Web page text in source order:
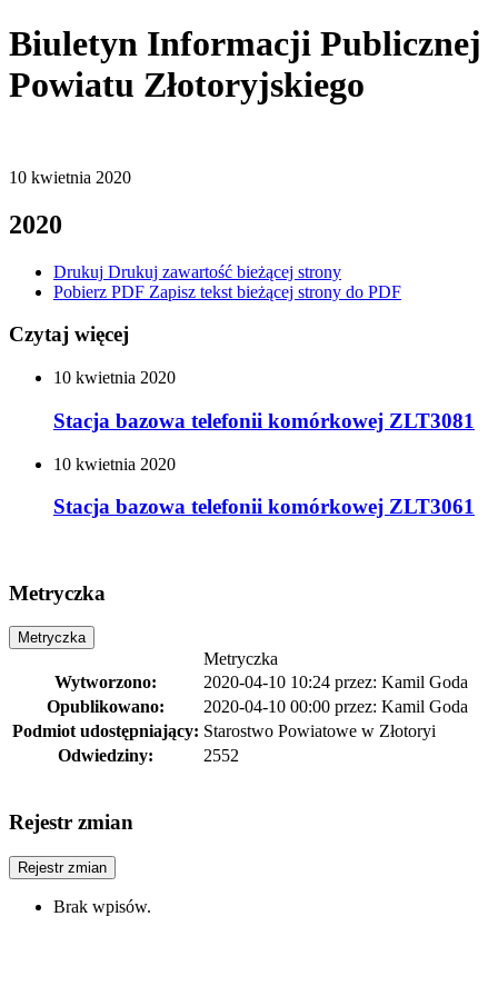
Biuletyn Informacji Publicznej
Powiatu Złotoryjskiego
10 kwietnia 2020
2020
Drukuj Drukuj zawartość bieżącej strony
Pobierz PDF Zapisz tekst bieżącej strony do PDF
Czytaj więcej
10 kwietnia 2020
Stacja bazowa telefonii komórkowej ZLT3081
10 kwietnia 2020
Stacja bazowa telefonii komórkowej ZLT3061
Metryczka
Metryczka
Metryczka
Wytworzono:
2020-04-10 10:24 przez: Kamil Goda
Opublikowano:
2020-04-10 00:00 przez: Kamil Goda
Podmiot udostępniający: Starostwo Powiatowe w Złotoryi
Odwiedziny:
2552
Rejestr zmian
Rejestr zmian
Brak wpisów.